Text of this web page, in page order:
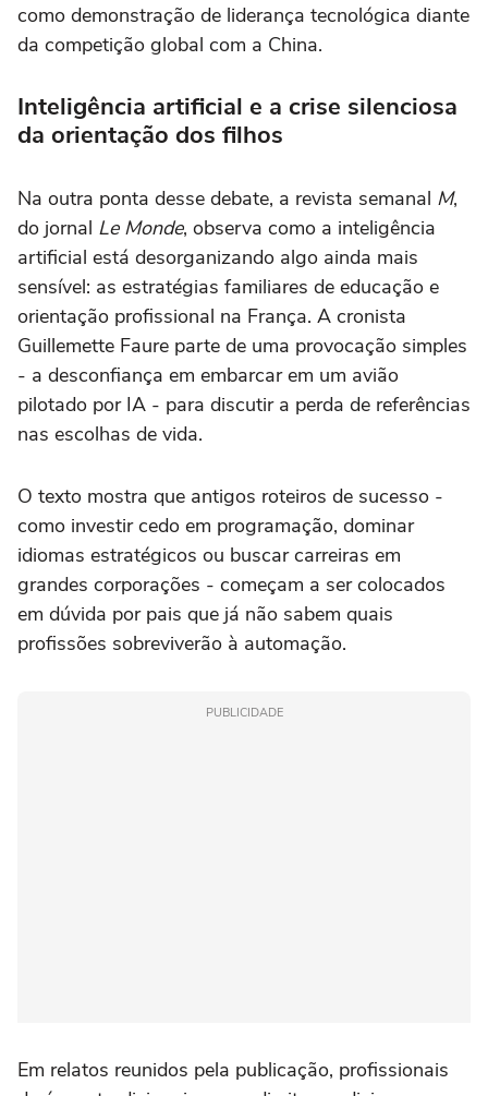
como demonstração de liderança tecnológica diante
da competição global com a China.
Inteligência artificial e a crise silenciosa
da orientação dos filhos
Na outra ponta desse debate, a revista semanal M,
do jornal Le Monde, observa como a inteligência
artificial está desorganizando algo ainda mais
sensível: as estratégias familiares de educação e
orientação profissional na França. A cronista
Guillemette Faure parte de uma provocação simples
- a desconfiança em embarcar em um avião
pilotado por IA - para discutir a perda de referências
nas escolhas de vida.
O texto mostra que antigos roteiros de sucesso -
como investir cedo em programação, dominar
idiomas estratégicos ou buscar carreiras em
grandes corporações - começam a ser colocados
em dúvida por pais que já não sabem quais
profissões sobreviverão à automação.
PUBLICIDADE
Em relatos reunidos pela publicação, profissionais